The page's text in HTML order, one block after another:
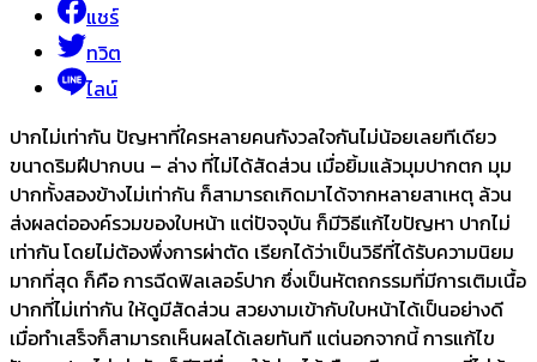
แชร์
ทวิต
ไลน์
ปากไม่เท่ากัน ปัญหาที่ใครหลายคนกังวลใจกันไม่น้อยเลยทีเดียว
ขนาดริมฝีปากบน – ล่าง ที่ไม่ได้สัดส่วน เมื่อยิ้มแล้วมุมปากตก มุม
ปากทั้งสองข้างไม่เท่ากัน ก็สามารถเกิดมาได้จากหลายสาเหตุ ล้วน
ส่งผลต่อองค์รวมของใบหน้า แต่ปัจจุบัน ก็มีวิธีแก้ไขปัญหา ปากไม่
เท่ากันโดยไม่ต้องพึ่งการผ่าตัด เรียกได้ว่าเป็นวิธีที่ได้รับความนิยม
มากที่สุด ก็คือ การฉีดฟิลเลอร์ปาก ซึ่งเป็นหัตถกรรมที่มีการเติมเนื้อ
ปากที่ไม่เท่ากัน ให้ดูมีสัดส่วน สวยงามเข้ากับใบหน้าได้เป็นอย่างดี
เมื่อทำเสร็จก็สามารถเห็นผลได้เลยทันที แต่นอกจากนี้ การแก้ไข